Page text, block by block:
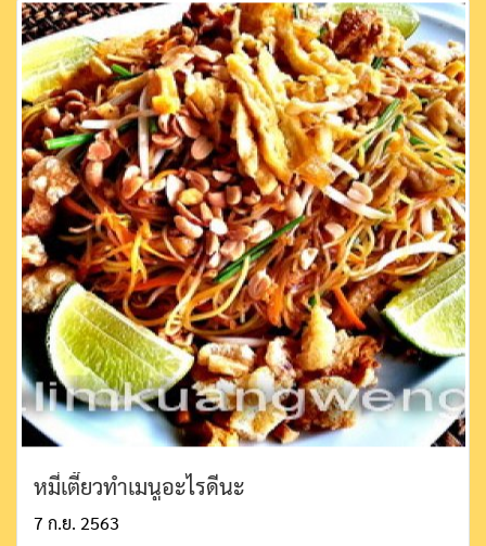
หมี่เตี๊ยวทำเมนูอะไรดีนะ
7 ก.ย. 2563